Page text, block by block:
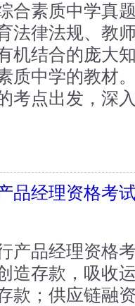
合素质中学真
法律法规、教
机结合的庞大
质中学的教材
考点出发，深
品经理资格考
产品经理资格
造存款，吸收
款；供应链